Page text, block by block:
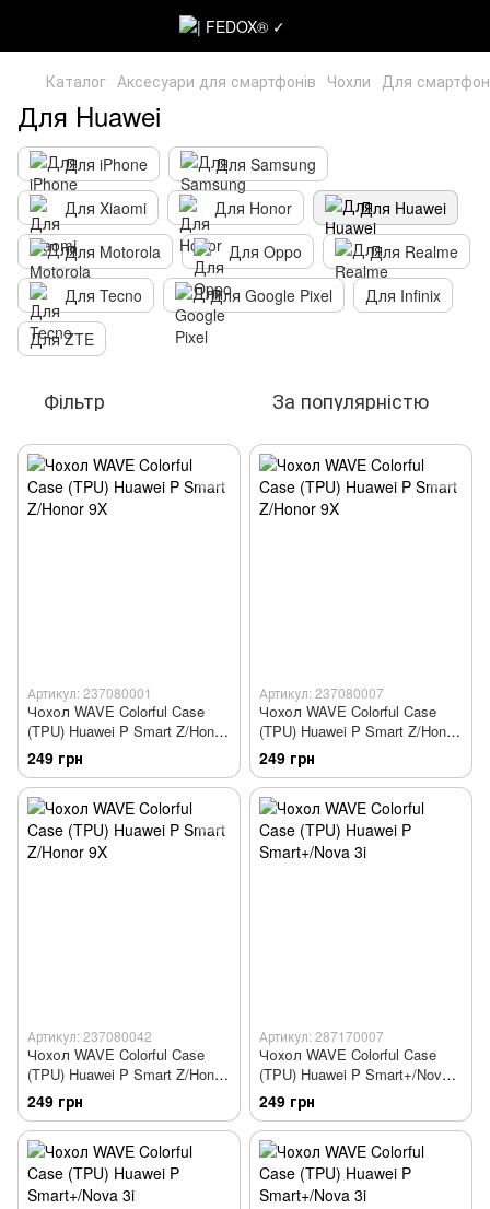
Каталог Аксесуари для смартфонів Чохли Для
Для Huawei
Для iPhone
Для Samsung
Для Xiaomi
Для Honor
Для Huawei
Для Motorola
Для Oppo
Для Realme
Для Tecno
Для Google Pixel
Для Infinix
Для ZTE
Фільтр За популярністю
Артикул: 237080001
Чохол WAVE Colorful Case
(TPU) Huawei P Smart Z/Honor
9X
249 грн
Артикул: 237080007
Чохол WAVE Colorful Case
(TPU) Huawei P Smart Z/Honor
9X
249 грн
Артикул: 237080042
Чохол WAVE Colorful Case
(TPU) Huawei P Smart Z/Honor
9X
249 грн
Артикул: 287170007
Чохол WAVE Colorful Case
(TPU) Huawei P Smart+/Nova
3i
249 грн